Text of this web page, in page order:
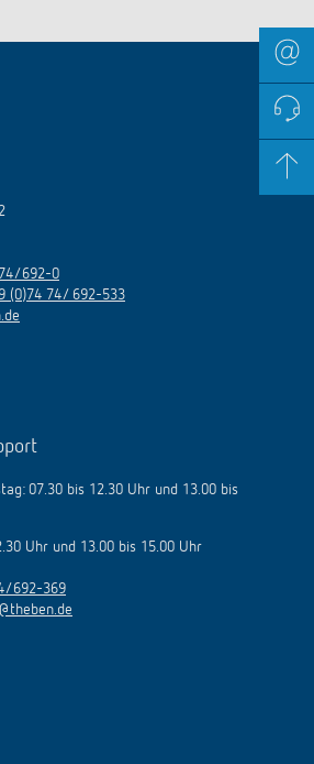
692-0
(0)74 74/ 692-533
07.30 bis 12.30 Uhr und 13.00 bis
Uhr und 13.00 bis 15.00 Uhr
692-369